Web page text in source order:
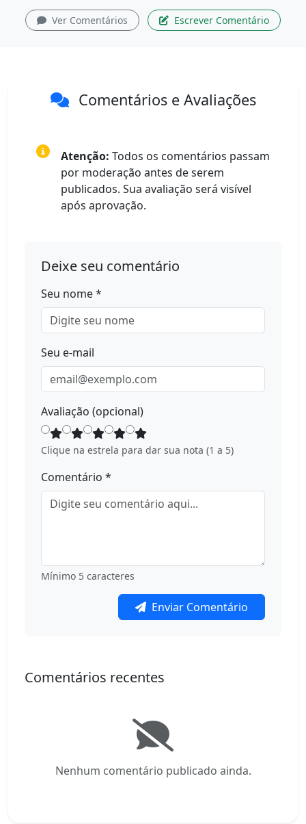
Ver Comentários Escrever Comentário
Comentários e Avaliações
Atenção: Todos os comentários passam
por moderação antes de serem
publicados. Sua avaliação será visível
após aprovação.
Deixe seu comentário
Seu nome *
Seu e-mail
Avaliação (opcional)
Clique na estrela para dar sua nota (1 a 5)
Comentário *
Mínimo 5 caracteres
Enviar Comentário
Comentários recentes
Nenhum comentário publicado ainda.